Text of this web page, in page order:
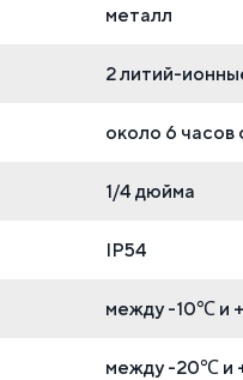
металл
2 литий-
около 6 часов
1/4 дюйма
IP54
между -10℃ и
между -20℃ и